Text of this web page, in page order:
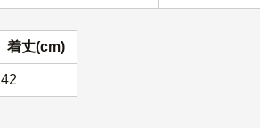
着丈(cm)
42